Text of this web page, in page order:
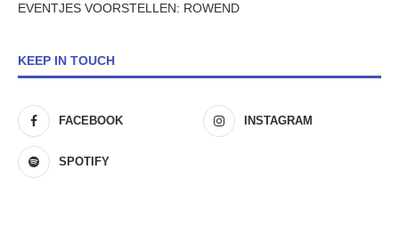
EVENTJES VOORSTELLEN: ROWEND
KEEP IN TOUCH
FACEBOOK INSTAGRAM
SPOTIFY